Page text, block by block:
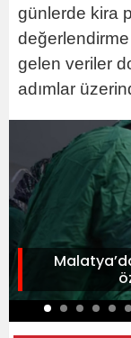
günlerde kira
değerlendirme
gelen veriler
adımlar